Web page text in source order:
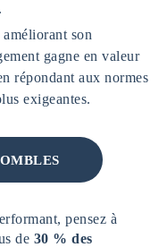
améliorant son
gagne en valeur
répondant aux normes
exigeantes.
pensez à
de 30 % des